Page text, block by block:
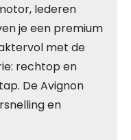
lederen
je een premium
met de
rechtop en
De Avignon
en